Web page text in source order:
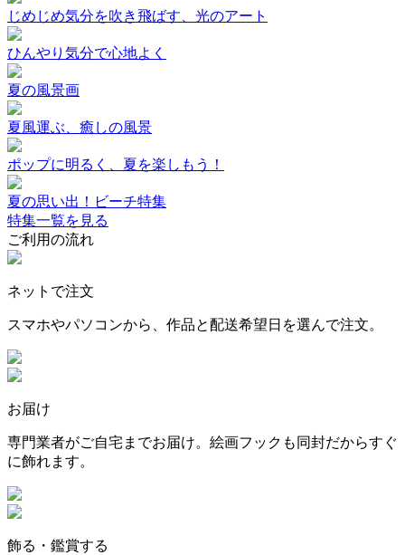
じめじめ気分を吹き飛ばす、光のアート
ひんやり気分で心地よく
夏の風景画
夏風運ぶ、癒しの風景
ポップに明るく、夏を楽しもう！
夏の思い出！ビーチ特集
特集一覧を見る
ご利用の流れ
ネットで注文
スマホやパソコンから、作品と配送希望日を選んで注文。
お届け
専門業者がご自宅までお届け。絵画フックも同封だからすぐ
に飾れます。
飾る・鑑賞する